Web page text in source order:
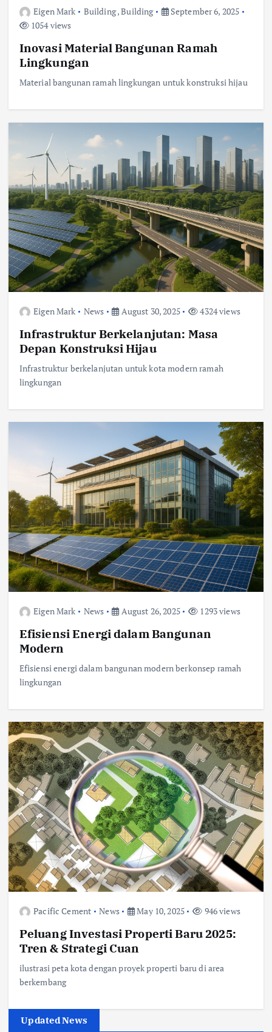
Eigen Mark Building,Building
September 6, 2025
1054 views
Inovasi Material Bangunan Ramah
Lingkungan
Material bangunan ramah lingkungan untuk konstruksi hijau
Eigen Mark News August 30, 2025 4324 views
Infrastruktur Berkelanjutan: Masa
Depan Konstruksi Hijau
Infrastruktur berkelanjutan untuk kota modern ramah
lingkungan
Eigen Mark News August 26, 2025 1293 views
Efisiensi Energi dalam Bangunan
Modern
Efisiensi energi dalam bangunan modern berkonsep ramah
lingkungan
Pacific Cement News May 10, 2025 946 views
Peluang Investasi Properti Baru 2025:
Tren & Strategi Cuan
ilustrasi peta kota dengan proyek properti baru di area
berkembang
Updated News